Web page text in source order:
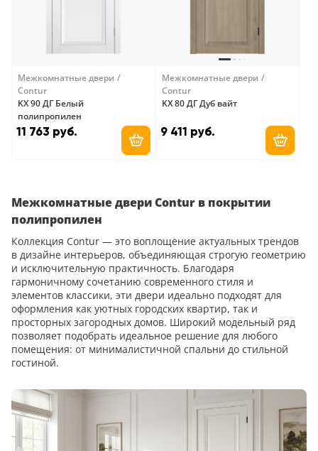
Межкомнатные двери
Contur
KX 90 ДГ Белый
полипропилен
11 763 руб.
Добавить в корзину
Межкомнатные двери
Contur
KX 80 ДГ Дуб вайт
9 411 руб.
Межкомнатные двери Contur в покрытии
полипропилен
Коллекция Contur — это воплощение актуальных трендов
в дизайне интерьеров, объединяющая строгую геометрию
и исключительную практичность. Благодаря
гармоничному сочетанию современного стиля и
элементов классики, эти двери идеально подходят для
оформления как уютных городских квартир, так и
просторных загородных домов. Широкий модельный ряд
позволяет подобрать идеальное решение для любого
помещения: от минималистичной спальни до стильной
гостиной.